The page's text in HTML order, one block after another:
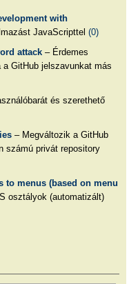
with
JavaScripttel (0)
attack– Érdemes
GitHub jelszavunkat más
és szerethető
– Megváltozik a GitHub
számú privát repository
to menus (based on menu
osztályok (automatizált)